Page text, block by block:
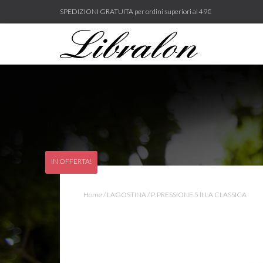
SPEDIZIONI GRATUITA per ordini superiori ai 49€
Home / LAGOSTINA/ P. PRESSIONE 5 lt LA CLASSICA
IN OFFERTA!